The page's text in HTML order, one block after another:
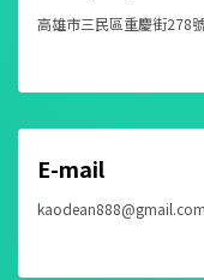
高雄市三民區重慶街278
E-mail
kaodean888@gmail.com